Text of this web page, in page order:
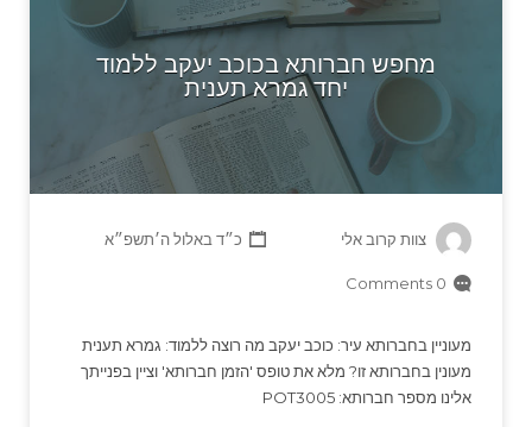
מחפש חברותא בכוכב יעקב ללמוד
יחד גמרא תענית
צוות קרוב אלי כ״ד באלול ה׳תשפ״א
0 Comments
מעוניין בחברותא עיר: כוכב יעקב מה רוצה ללמוד: גמרא תענית
מעונין בחברותא זו? מלא את טופס 'הזמן חברותא' וציין בפנייתך
אלינו מספר חברותא: POT3005